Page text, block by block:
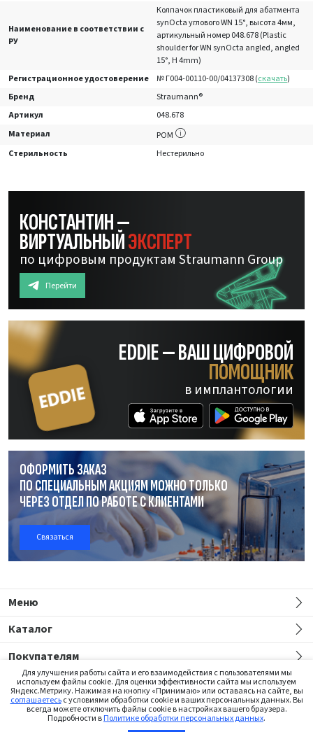
Наименование в соответствии с
РУ
Колпачок пластиковый для абатмента
synOcta углового WN 15°, высота 4мм,
артикульный номер 048.678 (Plastic
shoulder for WN synOcta angled, angled
15°, H 4mm)
Регистрационное удостоверение
№ Г004-00110-00/04137308 (скачать)
Бренд
Straumann®
Артикул
048.678
Материал
POM
Стерильность
Нестерильно
КОНСТАНТИН —
ВИРТУАЛЬНЫЙЭКСПЕРТ
по цифровым продуктам Straumann Group
Перейти
EDDIE — ВАШ ЦИФРОВОЙ
ПОМОЩНИК
в имплантологии
ОФОРМИТЬ ЗАКАЗ
ПО СПЕЦИАЛЬНЫМ АКЦИЯМ МОЖНО ТОЛЬКО
ЧЕРЕЗ ОТДЕЛПО РАБОТЕС КЛИЕНТАМИ
Связаться
Меню
Каталог
Покупателям
Сайт предназначен только для медицинских работников
Для улучшения работы сайта и его взаимодействия с пользователями мы
используем файлы cookie. Для оценки эффективности сайта мы используем
Яндекс.Метрику. Нажимая на кнопку «Принимаю» или оставаясь на сайте, вы
соглашаетесьс условиями обработки cookie и ваших персональных данных. Вы
всегда можете отключить файлы cookie в настройках вашего браузера.
Подробности вПолитике обработки персональных данных.